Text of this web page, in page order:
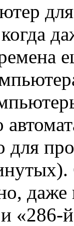
для
даже